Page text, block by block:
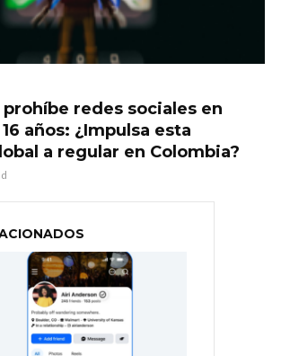
redes sociales en
años: ¿Impulsa esta
a regular en Colombia?